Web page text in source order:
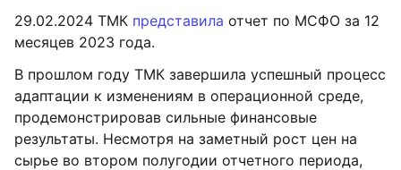
29.02.2024 ТМК представила отчет по МСФО за 12
месяцев 2023 года.
В прошлом году ТМК завершила успешный процесс
адаптации к изменениям в операционной среде,
продемонстрировав сильные финансовые
результаты. Несмотря на заметный рост цен на
сырье во втором полугодии отчетного периода,